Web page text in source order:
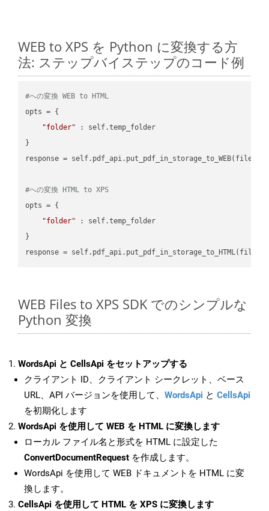
WEB to XPS を Python に変換する方
法: ステップバイステップのコード例
#への変換 WEB to HTML
opts = {
"folder" : self.temp_folder
}
response =
#への変換 HTML to XPS
opts = {
"folder" : self.temp_folder
}
WEB Files to XPS SDK でのシンプルな
Python 変換
WordsApi と CellsApi をセットアップする
クライアント ID、クライアント シークレット、ベース
URL、API バージョンを使用して、 WordsApi と CellsApi
を初期化します
WordsApi を使用して WEB を HTML に変換します
ローカル ファイル名と形式を HTML に設定した
ConvertDocumentRequest を作成します。
WordsApi を使用して WEB ドキュメントを HTML に変
換します。
CellsApi を使用して HTML を XPS に変換します